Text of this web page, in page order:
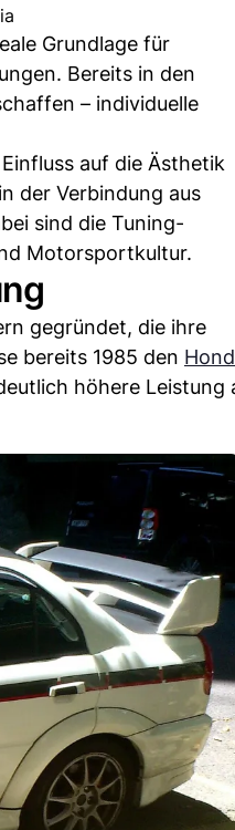
Grundlage für
Bereits in den
– individuelle
auf die Ästhetik
der Verbindung aus
sind die Tuning-
Motorsportkultur.
gegründet, die ihre
bereits 1985 den
höhere Leistung